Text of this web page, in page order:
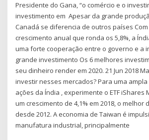
Presidente do Gana, “o comércio e o
investimento em Apesar da grande
Canadá se diferencia de outros países
crescimento anual que ronda os 5,8%, a
uma forte cooperação entre o governo e a
grande investimento Os 6 melhores
seu dinheiro render em 2020. 21 Jun 2018
investir nesses mercados? Para uma
ações da Índia , experimente o ETF iShares
um crescimento de 4,1% em 2018, o melhor
desde 2012. A economia de Taiwan é
manufatura industrial, principalmente